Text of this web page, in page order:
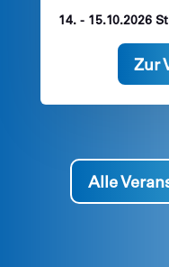
14. - 15.10.2026
Zur
Alle